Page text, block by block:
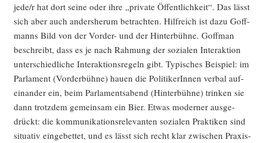
jede/r hat dort sei­ne oder ihre „pri­va­te Öffent­lich­keit“. Das lässt
sich aber auch anders­her­um betrach­ten. Hilf­reich ist dazu Goff­
manns Bild von der Vor­der- und der Hin­ter­büh­ne. Goff­man
beschreibt, dass es je nach Rah­mung der sozia­len Inter­ak­ti­on
unter­schied­li­che Inter­ak­ti­ons­re­geln gibt. Typi­sches Bei­spiel: im
Par­la­ment (Vor­der­büh­ne) hau­en die Poli­ti­ke­rIn­nen ver­bal auf­
ein­an­der ein, beim Par­la­ments­abend (Hin­ter­büh­ne) trin­ken sie
dann trotz­dem gemein­sam ein Bier. Etwas moder­ner aus­ge­
drückt: die kom­mu­ni­ka­ti­ons­re­le­van­ten sozia­len Prak­ti­ken sind
situa­tiv ein­ge­bet­tet, und es lässt sich recht klar zwi­schen Pra­xis­